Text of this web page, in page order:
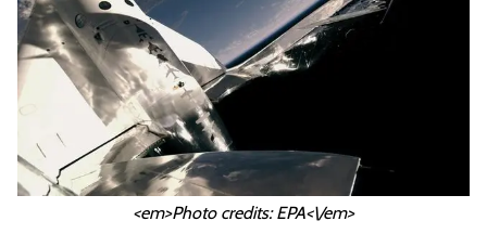
<em>Photo credits: EPA<\/em>